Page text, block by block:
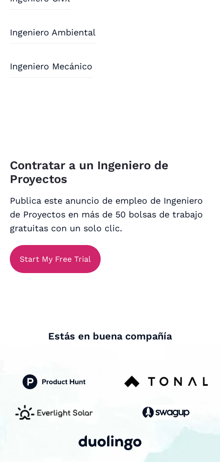
Ingeniero Ambiental
Ingeniero Mecánico
Contratar a un Ingeniero de
Proyectos
Publica este anuncio de empleo de Ingeniero
de Proyectos en más de 50 bolsas de trabajo
gratuitas con un solo clic.
Start My Free Trial
Estás en buena compañía